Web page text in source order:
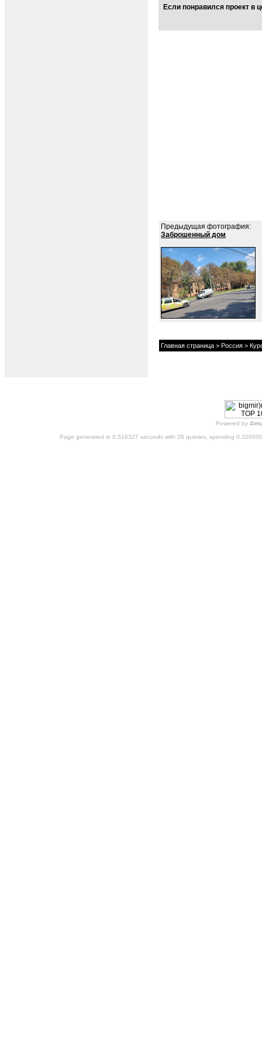
Если понравился проект в
Предыдущая фотография:
Заброшенный дом
Главная страница > Россия >
Powered by
Page generated in 0.516327 seconds with 26 queries, spending